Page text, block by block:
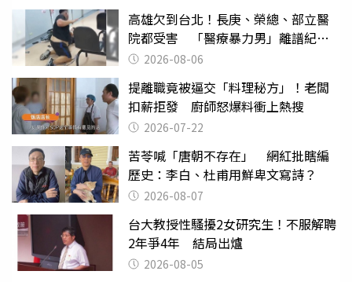
高雄欠到台北！長庚、榮總、部立醫
院都受害 「醫療暴力男」離譜紀錄
曝光2026-08-06
提離職竟被逼交「料理秘方」！老闆
扣薪拒發 廚師怒爆料衝上熱搜
2026-07-22
苦苓喊「唐朝不存在」 網紅批瞎編
歷史：李白、杜甫用鮮卑文寫詩？
2026-08-07
台大教授性騷擾2女研究生！不服解聘
2年爭4年 結局出爐
2026-08-05